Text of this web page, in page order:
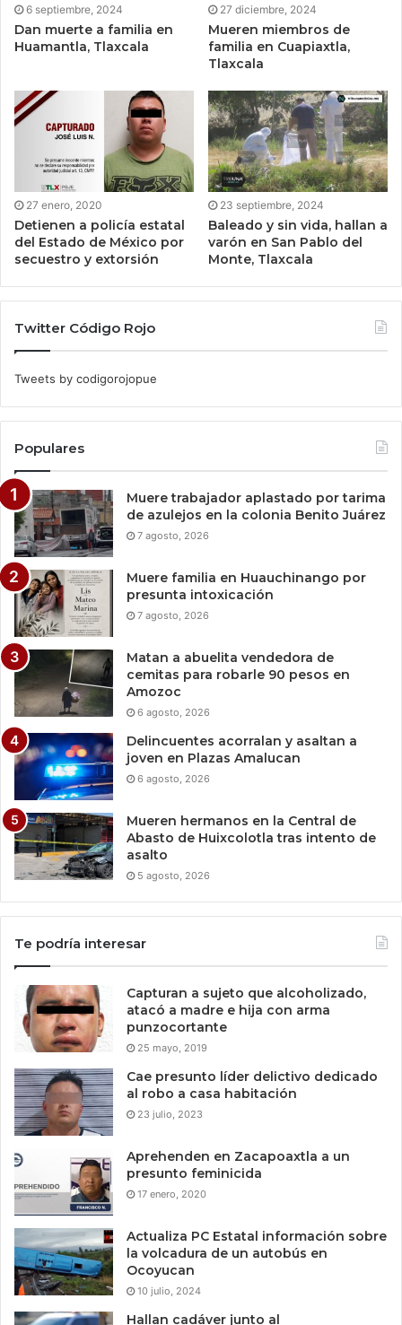
6 septiembre, 2024
Dan muerte a familia en
Huamantla, Tlaxcala
27 diciembre, 2024
Mueren miembros de
familia en Cuapiaxtla,
Tlaxcala
27 enero, 2020
Detienen a policía estatal
del Estado de México por
secuestro y extorsión
23 septiembre, 2024
Baleado y sin vida, hallan a
varón en San Pablo del
Monte, Tlaxcala
Twitter Código Rojo
Tweets by codigorojopue
Populares
Muere trabajador aplastado por tarima
de azulejos en la colonia Benito Juárez
7 agosto, 2026
Muere familia en Huauchinango por
presunta intoxicación
7 agosto, 2026
Matan a abuelita vendedora de
cemitas para robarle 90 pesos en
Amozoc
6 agosto, 2026
Delincuentes acorralan y asaltan a
joven en Plazas Amalucan
6 agosto, 2026
Mueren hermanos en la Central de
Abasto de Huixcolotla tras intento de
asalto
5 agosto, 2026
Te podría interesar
Capturan a sujeto que alcoholizado,
atacó a madre e hija con arma
punzocortante
25 mayo, 2019
Cae presunto líder delictivo dedicado
al robo a casa habitación
23 julio, 2023
Aprehenden en Zacapoaxtla a un
presunto feminicida
17 enero, 2020
Actualiza PC Estatal información sobre
la volcadura de un autobús en
Ocoyucan
10 julio, 2024
Hallan cadáver junto al